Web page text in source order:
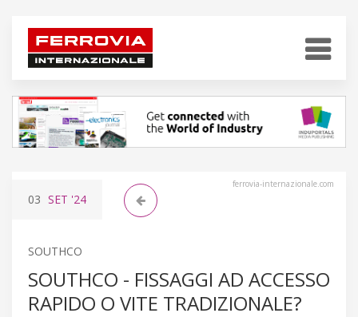
ferrovia-internazionale.com
03 SET '24
SOUTHCO
SOUTHCO - FISSAGGI AD ACCESSO
RAPIDO O VITE TRADIZIONALE?